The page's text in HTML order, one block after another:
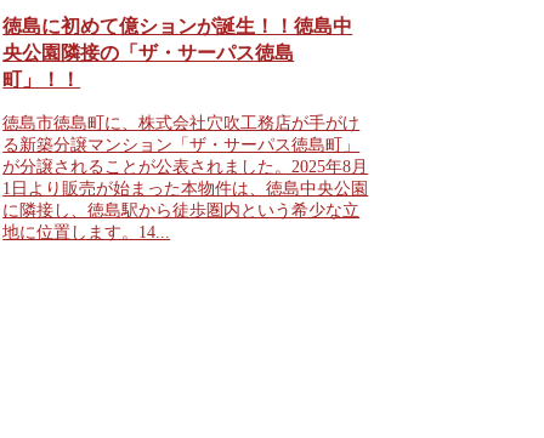
徳島に初めて億ションが誕生！！徳島中
央公園隣接の「ザ・サーパス徳島
町」！！
徳島市徳島町に、株式会社穴吹工務店が手がけ
る新築分譲マンション「ザ・サーパス徳島町」
が分譲されることが公表されました。2025年8月
1日より販売が始まった本物件は、徳島中央公園
に隣接し、徳島駅から徒歩圏内という希少な立
地に位置します。14...